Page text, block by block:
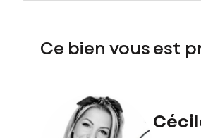
Le terrain est borné et dispose
Un emplacement privilégié pour
Les informations sur les risques
Prix de vente : 56 000 €
Ce bien vous est